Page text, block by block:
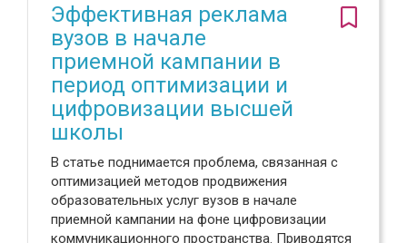
Эффективная реклама
вузов в начале
приемной кампании в
период оптимизации и
цифровизации высшей
школы
В статье поднимается проблема, связанная с
оптимизацией методов продвижения
образовательных услуг вузов в начале
приемной кампании на фоне цифровизации
коммуникационного пространства. Приводятся